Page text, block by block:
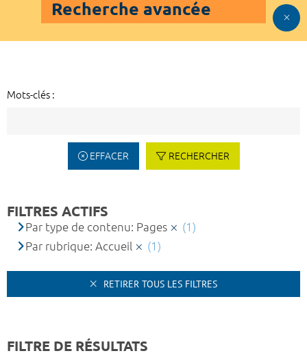
Recherche avancée
Mots-clés :
EFFACER RECHERCHER
FILTRES ACTIFS
Par type de contenu: Pages
(1)
Par rubrique: Accueil
(1)
RETIRER TOUS LES FILTRES
FILTRE DE RÉSULTATS